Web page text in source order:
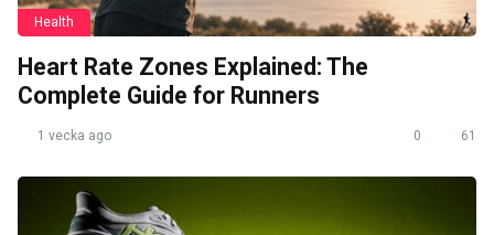
Health
Heart Rate Zones Explained: The
Complete Guide for Runners
1 vecka ago 0 61